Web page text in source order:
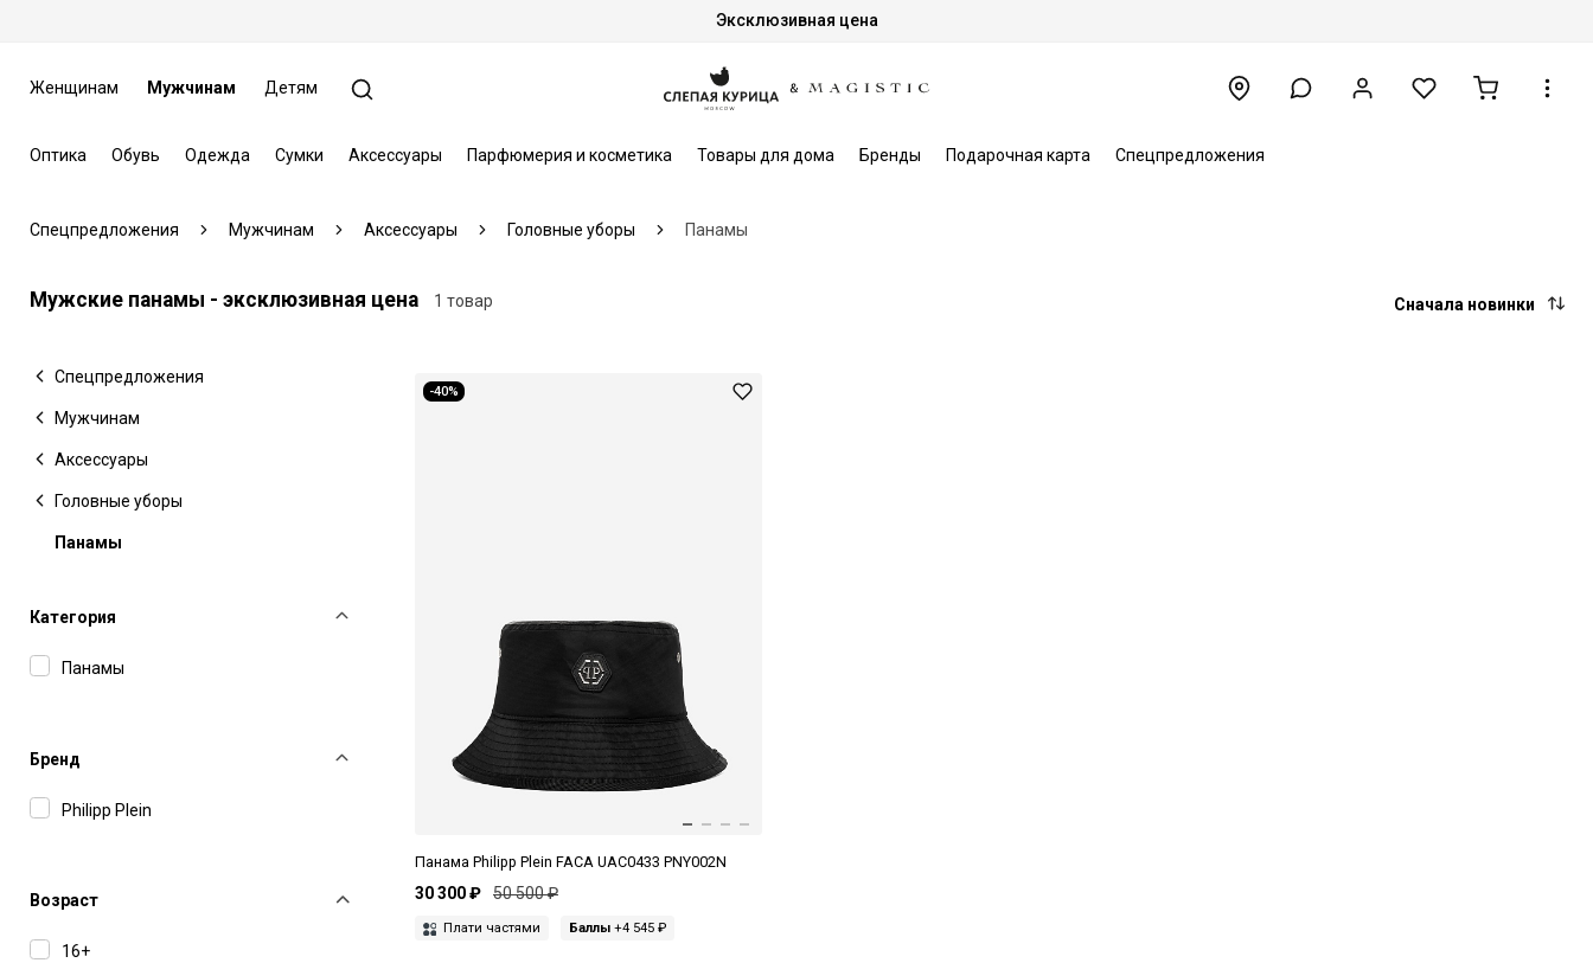
Эксклюзивная цена
Женщинам Мужчинам Детям
Оптика Обувь Одежда Сумки Аксессуары Парфюмерия и косметика Товары для дома Бренды Подарочная карта Спецпредложения
Спецпредложения Мужчинам Аксессуары Головные уборы Панамы
Мужские панамы - эксклюзивная цена 1 товар Сначала новинки
Спецпредложения
Мужчинам
Аксессуары
Головные уборы
Панамы
Категория
Панамы
Бренд
Philipp Plein
Возраст
16+
-40%
Панама Philipp Plein FACA UAC0433 PNY002N
30 300 ₽ 50 500 ₽
Плати частями Баллы +4 545 ₽